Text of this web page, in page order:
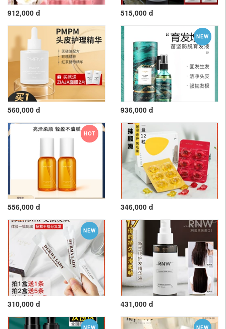
912,000 đ 515,000 đ
560,000 đ
NEW
936,000 đ
HOT
556,000 đ 346,000 đ
NEW
310,000 đ 431,000 đ
NEW NEW